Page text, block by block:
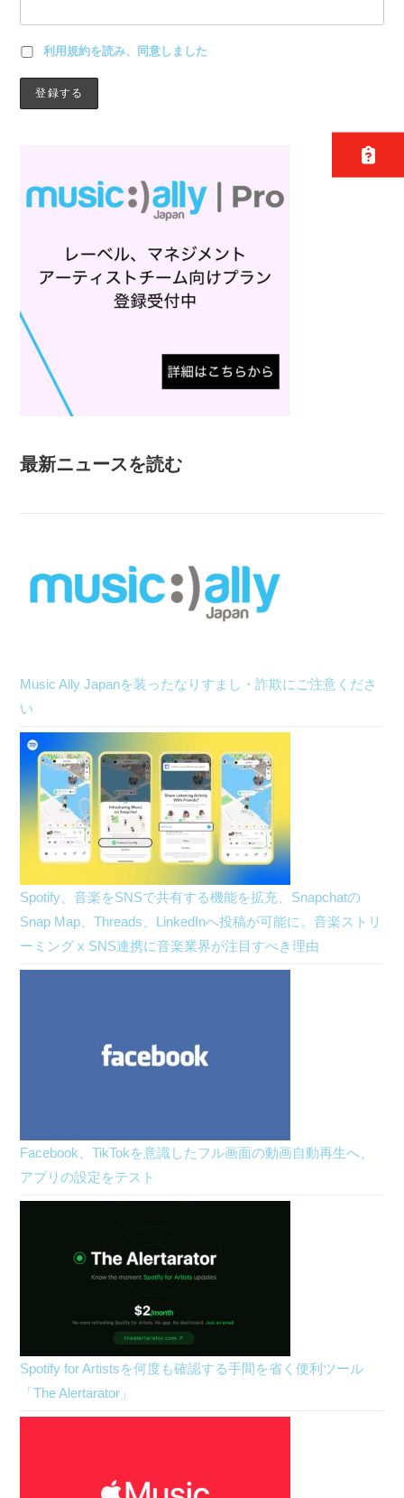
利用規約を読み、同意しました
最新ニュースを読む
Music Ally Japanを装ったなりすまし・詐欺にご注意くださ
い
Spotify、音楽をSNSで共有する機能を拡充、Snapchatの
Snap Map、Threads、LinkedInへ投稿が可能に。音楽ストリ
ーミング x SNS連携に音楽業界が注目すべき理由
Facebook、TikTokを意識したフル画面の動画自動再生へ、
アプリの設定をテスト
Spotify for Artistsを何度も確認する手間を省く便利ツール
「The Alertarator」